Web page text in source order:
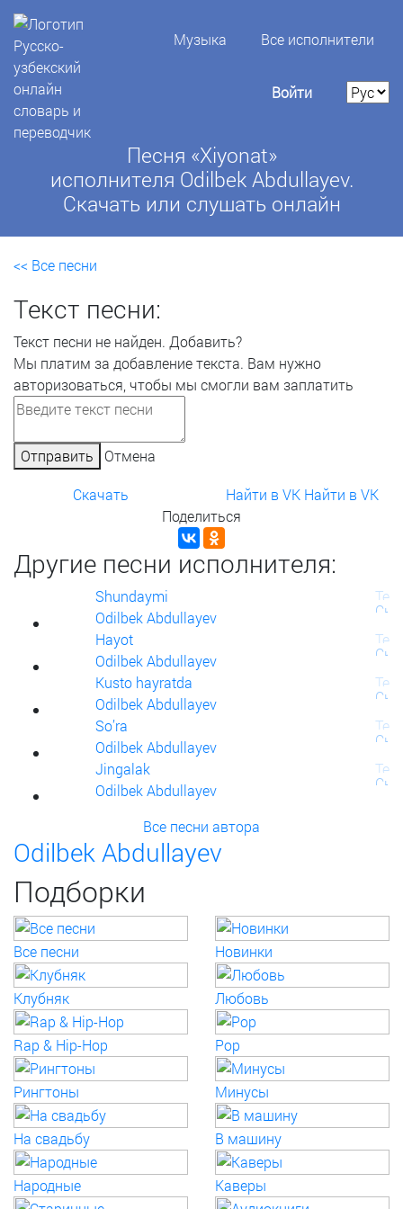
Музыка Все исполнители
Войти
Песня «Xiyonat»
исполнителя Odilbek Abdullayev.
Скачать или слушать онлайн
<< Все песни
Текст песни:
Текст песни не найден. Добавить?
Мы платим за добавление текста. Вам нужно
авторизоваться, чтобы мы смогли вам заплатить
Отправить Отмена
Скачать Найти в VK Найти в VK
Поделиться
Другие песни исполнителя:
Shundaymi
Odilbek Abdullayev
Hayot
Odilbek Abdullayev
Kusto hayratda
Odilbek Abdullayev
So’ra
Odilbek Abdullayev
Jingalak
Odilbek Abdullayev
Все песни автора
Odilbek Abdullayev
Подборки
Все песни Новинки
Клубняк Любовь
Rap & Hip-Hop Pop
Рингтоны Минусы
На свадьбу В машину
Народные Каверы